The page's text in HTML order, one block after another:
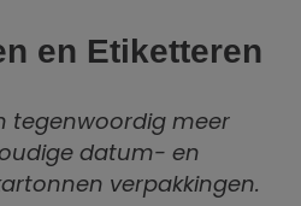
en Etiketteren
tegenwoordig meer
datum- en
verpakkingen.